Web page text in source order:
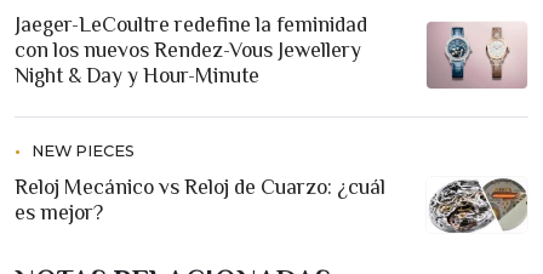
Jaeger-LeCoultre redefine la feminidad
con los nuevos Rendez-Vous Jewellery
Night & Day y Hour-Minute
NEW PIECES
Reloj Mecánico vs Reloj de Cuarzo: ¿cuál
es mejor?